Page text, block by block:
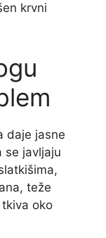
krvni
daje jasne
se javljaju
teže
oko